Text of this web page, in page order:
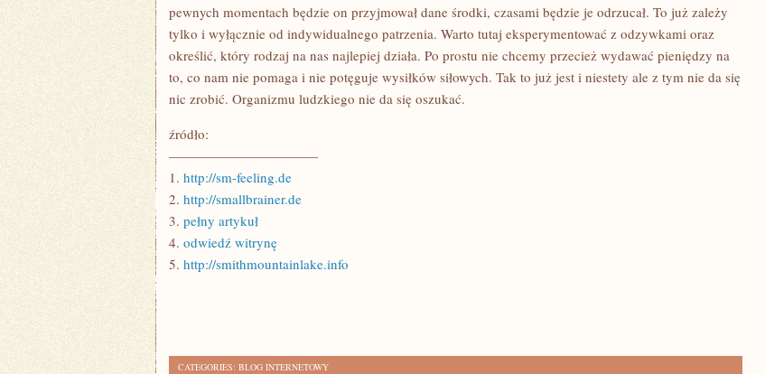
pewnych momentach będzie on przyjmował dane środki, czasami będzie je odrzucał. To już zależy
tylko i wyłącznie od indywidualnego patrzenia. Warto tutaj eksperymentować z odzywkami oraz
określić, który rodzaj na nas najlepiej działa. Po prostu nie chcemy przecież wydawać pieniędzy na
to, co nam nie pomaga i nie potęguje wysiłków siłowych. Tak to już jest i niestety ale z tym nie da się
nic zrobić. Organizmu ludzkiego nie da się oszukać.
źródło:
———————————
1. http://sm-feeling.de
2. http://smallbrainer.de
3. pełny artykuł
4. odwiedź witrynę
5. http://smithmountainlake.info
CATEGORIES: BLOG INTERNETOWY